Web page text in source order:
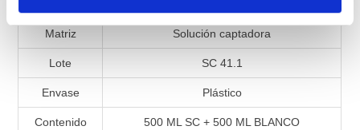
Matriz Solución captadora
Lote SC 41.1
Envase Plástico
Contenido 500 ML SC + 500 ML BLANCO